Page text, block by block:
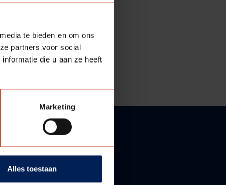
te bieden en om ons
partners voor social
die u aan ze heeft
Marketing
Alles toestaan